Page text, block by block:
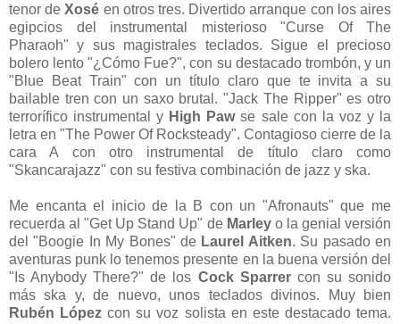
tenor deXosé en otros tres. Divertido arranque con los aires
egipcios del instrumental misterioso "Curse Of The
Pharaoh" y sus magistrales teclados. Sigue el precioso
bolero lento "¿Cómo Fue?", con su destacado trombón, y un
"Blue Beat Train" con un título claro que te invita a su
bailable tren con un saxo brutal. "Jack The Ripper" es otro
terrorífico instrumental y High Pawse sale con la voz y la
letra en "The Power Of Rocksteady". Contagioso cierre de la
cara A con otro instrumental de título claro como
"Skancarajazz" con su festiva combinación de jazz y ska.
Me encanta el inicio de la B con un "Afronauts" que me
recuerda al "Get Up Stand Up" de Marleyo la genial versión
del "Boogie In My Bones" de Laurel Aitken. Su pasado en
aventuras punk lo tenemos presente en la buena versión del
"Is Anybody There?" de los Cock Sparrercon su sonido
más ska y, de nuevo, unos teclados divinos. Muy bien
Rubén López con su voz solista en este destacado tema.